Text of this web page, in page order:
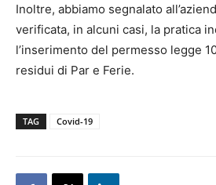
Inoltre, abbiamo segnalato
verificata, in alcuni casi, la pratica
l’inserimento del permesso legge
residui di Par e Ferie.
TAG Covid-19